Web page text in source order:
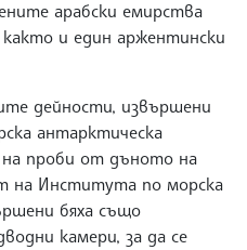
арабски емирства
и един аржентински
дейности, извършени
антарктическа
на проби от дъното на
на Института по морска
бяха също
камери, за да се